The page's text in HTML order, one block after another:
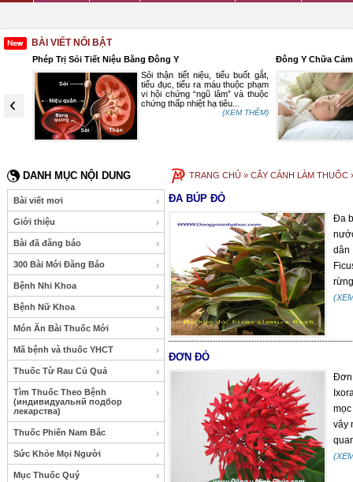
BÀI VIẾT NỔI BẬT
‹
Phép Trị Sỏi Tiết Niệu Bằng Đông Y
Sỏi thận tiết niệu, tiểu buốt gắt,
tiểu đục, tiểu ra máu thuộc phạm
vi hội chứng “ngũ lâm” và thuộc
chứng thấp nhiệt hạ tiêu...
(XEM THÊM)
Đông Y Chữa
DANH MỤC NỘI DUNG
Bài viết mơi
Giới thiệu
Bài đã đăng báo
300 Bài Mới Đăng Báo
Bệnh Nhi Khoa
Bệnh Nữ Khoa
Món Ăn Bài Thuốc Mới
Mã bệnh và thuốc YHCT
Thuốc Từ Rau Củ Quả
Tìm Thuốc Theo Bệnh
(индивидуальнй подбор
лекарства)
Thuốc Phiến Nam Bắc
Sức Khỏe Mọi Người
Mục Thuốc Quý
TRANG CHỦ » CÂY CẢNH LÀM THUỐC
ĐA BÚP ĐỎ
Đa
dân
ĐƠN ĐỎ
Đơn
vây